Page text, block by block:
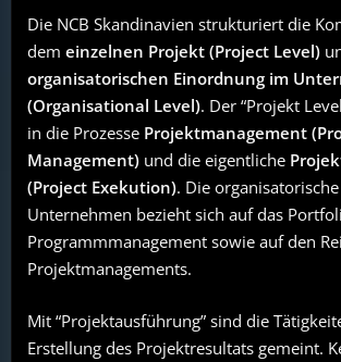
Die NCB Skandinavien strukturiert die
dem einzelnen Projekt (Project Level)
organisatorischen Einordnung im
(Organisational Level). Der “Projekt
in die Prozesse Projektmanagement
Management) und die eigentliche
(Project Exekution). Die
Unternehmen bezieht sich auf das
Programmmanagement sowie auf den
Projektmanagements.
Mit “Projektausführung” sind die
Erstellung des Projektresultats gemeint.